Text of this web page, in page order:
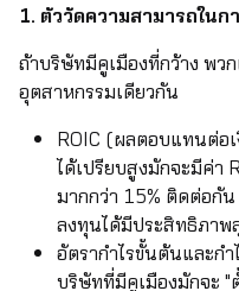
1. ตัววัดความสามารถใน
ถ้าบริษัทมีคูเมืองที่กว้าง พว
อุตสาหกรรมเดียวกัน
ROIC (ผลตอบแทนต่อ
ได้เปรียบสูงมักจะมีค่า
มากกว่า 15% ติดต่อกั
ลงทุนได้มีประสิทธิภาพ
อัตรากำไรขั้นต้นและก
บริษัทที่มีคูเมืองมักจะ "